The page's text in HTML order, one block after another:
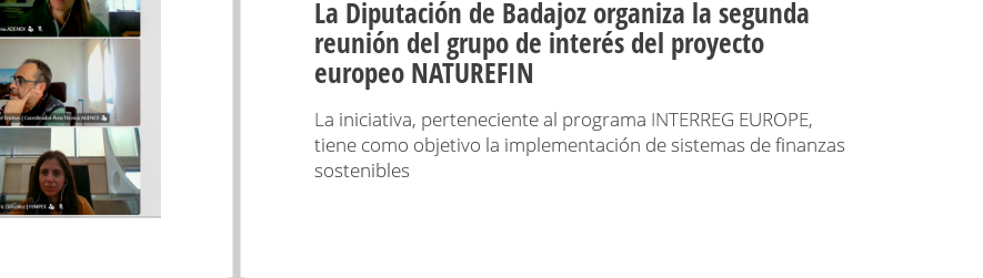
La Diputación de Badajoz organiza la segunda
reunión del grupo de interés del proyecto
europeo NATUREFIN
La iniciativa, perteneciente al programa INTERREG EUROPE,
tiene como objetivo la implementación de sistemas de finanzas
sostenibles